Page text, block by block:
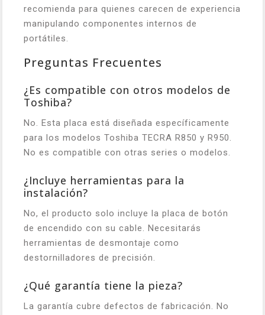
recomienda para quienes carecen de experiencia
manipulando componentes internos de
portátiles.
Preguntas Frecuentes
¿Es compatible con otros modelos de
Toshiba?
No. Esta placa está diseñada específicamente
para los modelos Toshiba TECRA R850 y R950.
No es compatible con otras series o modelos.
¿Incluye herramientas para la
instalación?
No, el producto solo incluye la placa de botón
de encendido con su cable. Necesitarás
herramientas de desmontaje como
destornilladores de precisión.
¿Qué garantía tiene la pieza?
La garantía cubre defectos de fabricación. No